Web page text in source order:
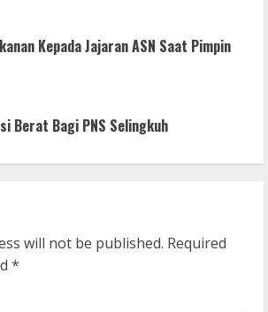
Kepada Jajaran ASN Saat Pimpin
Berat Bagi PNS Selingkuh
will not be published. Required
*